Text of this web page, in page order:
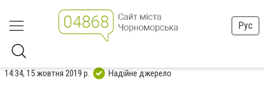
Рус
14:34, 15 жовтня 2019 р. Надійне джерело